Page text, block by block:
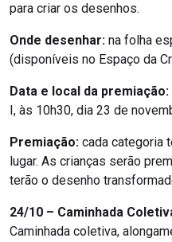
para criar os desenhos.
Onde desenhar: na folha
(disponíveis no Espaço da
Data e local da premiação:
I, às 10h30, dia 23 de
Premiação: cada categoria
lugar. As crianças serão
terão o desenho
24/10 – Caminhada
Caminhada coletiva,